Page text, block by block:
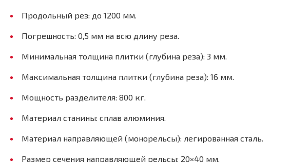
Продольный рез: до 1200 мм.
Погрешность: 0,5 мм на всю длину реза.
Минимальная толщина плитки (глубина реза): 3 мм.
Максимальная толщина плитки (глубина реза): 16 мм.
Мощность разделителя: 800 кг.
Материал станины: сплав алюминия.
Материал направляющей (монорельсы): легированная сталь.
Размер сечения направляющей рельсы: 20×40 мм.